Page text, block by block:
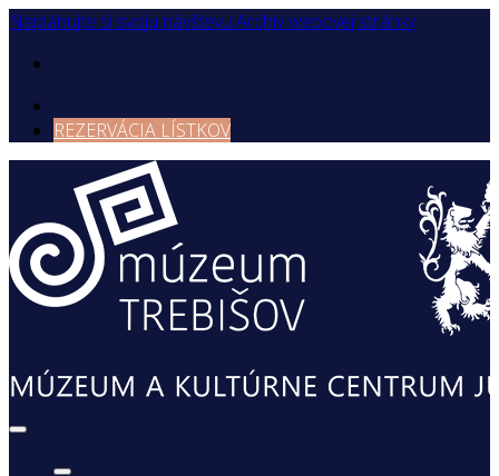
Naplánujte si svoju návštevu Archív webovej stránky
REZERVÁCIA LÍSTKOV